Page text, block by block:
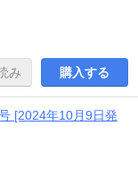
み 購入する
[2024年10月9日発